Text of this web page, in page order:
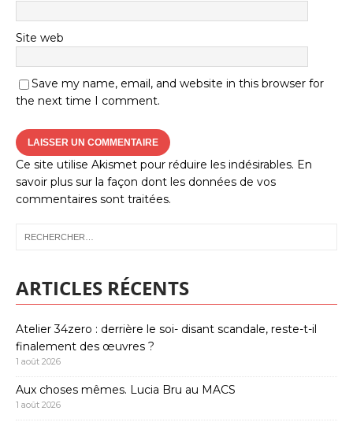
Site web
Save my name, email, and website in this browser for
the next time I comment.
Ce site utilise Akismet pour réduire les indésirables. En
savoir plus sur la façon dont les données de vos
commentaires sont traitées.
ARTICLES RÉCENTS
Atelier 34zero : derrière le soi- disant scandale, reste-t-il
finalement des œuvres ?
1 août 2026
Aux choses mêmes. Lucia Bru au MACS
1 août 2026